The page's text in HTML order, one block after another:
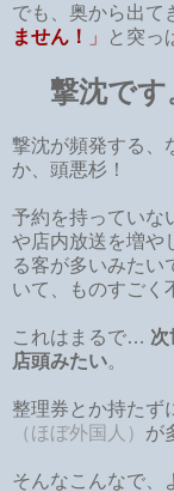
でも、奥から出て
ません！
」 と突っ
撃沈です
撃沈が頻発する、
か、頭悪杉！
予約を持っていな
や店内放送を増や
る客が多いみたい
いて、ものすごく
これはまるで… 次
店頭みたい。
整理券とか持たず
（ほぼ外国人） が
そんなこんなで、